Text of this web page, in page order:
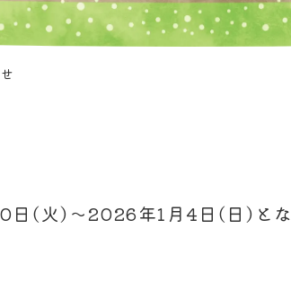
(火)～2026年1月4日(日)とな